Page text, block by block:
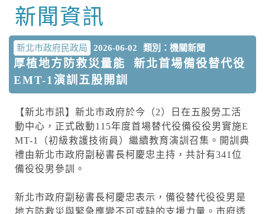
中央內容區塊
新聞資訊
新北市政府民政局 2026-06-02 類別：機關新聞
厚植地方防救災量能 新北首場備役替代役
EMT-1演訓五股開訓
【新北市訊】新北市政府於今（2）日在五股勞工活
動中心，正式啟動115年度首場替代役備役役男實施E
MT-1（初級救護技術員）繼續教育演訓召集。開訓典
禮由新北市政府副秘書長柯慶忠主持，共計有341位
備役役男參訓。
新北市政府副秘書長柯慶忠表示，備役替代役役男是
地方防救災與緊急應變不可或缺的支援力量。市府透